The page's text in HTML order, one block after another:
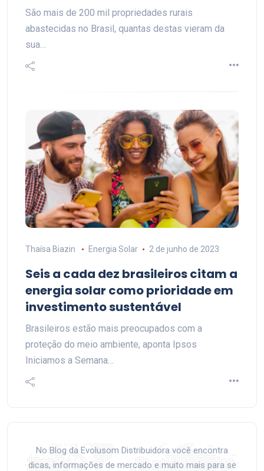
São mais de 200 mil propriedades rurais
abastecidas no Brasil, quantas destas vieram da
sua…
Thaísa Biazin Energia Solar 2 de junho de 2023
Seis a cada dez brasileiros citam a
energia solar como prioridade em
investimento sustentável
Brasileiros estão mais preocupados com a
proteção do meio ambiente, aponta Ipsos
Iniciamos a Semana…
No Blog da Evolusom Distribuidora você encontra
dicas, informações de mercado e muito mais para se